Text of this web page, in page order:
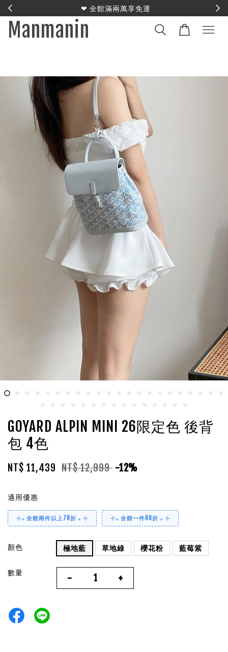
❤︎ 全館滿兩萬享免運
Manmanin
GOYARD ALPIN MINI 26限定色 後背
包 4色
NT$ 11,439 NT$ 12,999 -12%
適用優惠
⊹₊ 全館兩件以上78折 ₊ ⊹ ⊹₊ 全館一件88折 ₊ ⊹
顏色 極地藍 草地綠 櫻花粉 藍莓紫
數量 - +